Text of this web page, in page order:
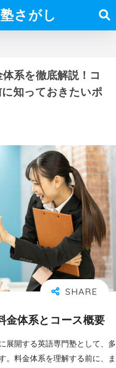
さがし
系を徹底解説！コ
知っておきたいポ
金体系とコース概要
展開する英語専門塾として、多
。料金体系を理解する前に、ま